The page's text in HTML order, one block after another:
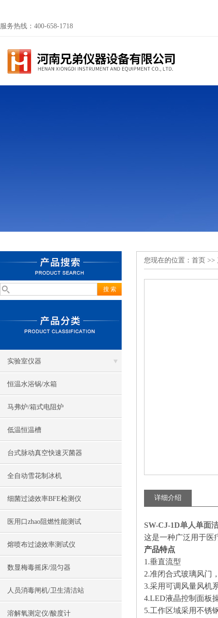
服务热线：400-658-1718
实验室仪器
恒温水浴锅/水箱
马弗炉/箱式电阻炉
低温恒温槽
台式脉动真空快速灭菌器
全自动雪花制冰机
细菌过滤效率BFE检测仪
医用口zhao阻燃性能测试
熔喷布过滤效率测试仪
数显梅毒摇床/混匀器
人员消毒闸机/卫生清洁站
溶解氧测定仪/酸度计
您现在的位置： 首页 >>
详细介绍
SW-CJ-1D单人单面
这是一种广泛用于医
产品特点
1.垂直流型
2.准闭合式玻璃风门
3.采用可调风量风机
4.LED液晶控制面板
5.工作区域采用不锈